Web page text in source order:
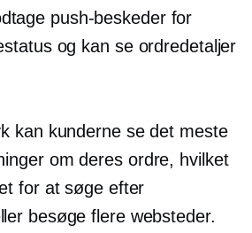
push-beskeder for
og kan se ordredetaljer
kan kunderne se det meste
om deres ordre, hvilket
for at søge efter
besøge flere websteder.